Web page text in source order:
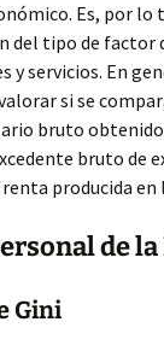
Es, por lo
del tipo de factor
y servicios. En
si se
bruto
bruto de
producida en
de la
Gini